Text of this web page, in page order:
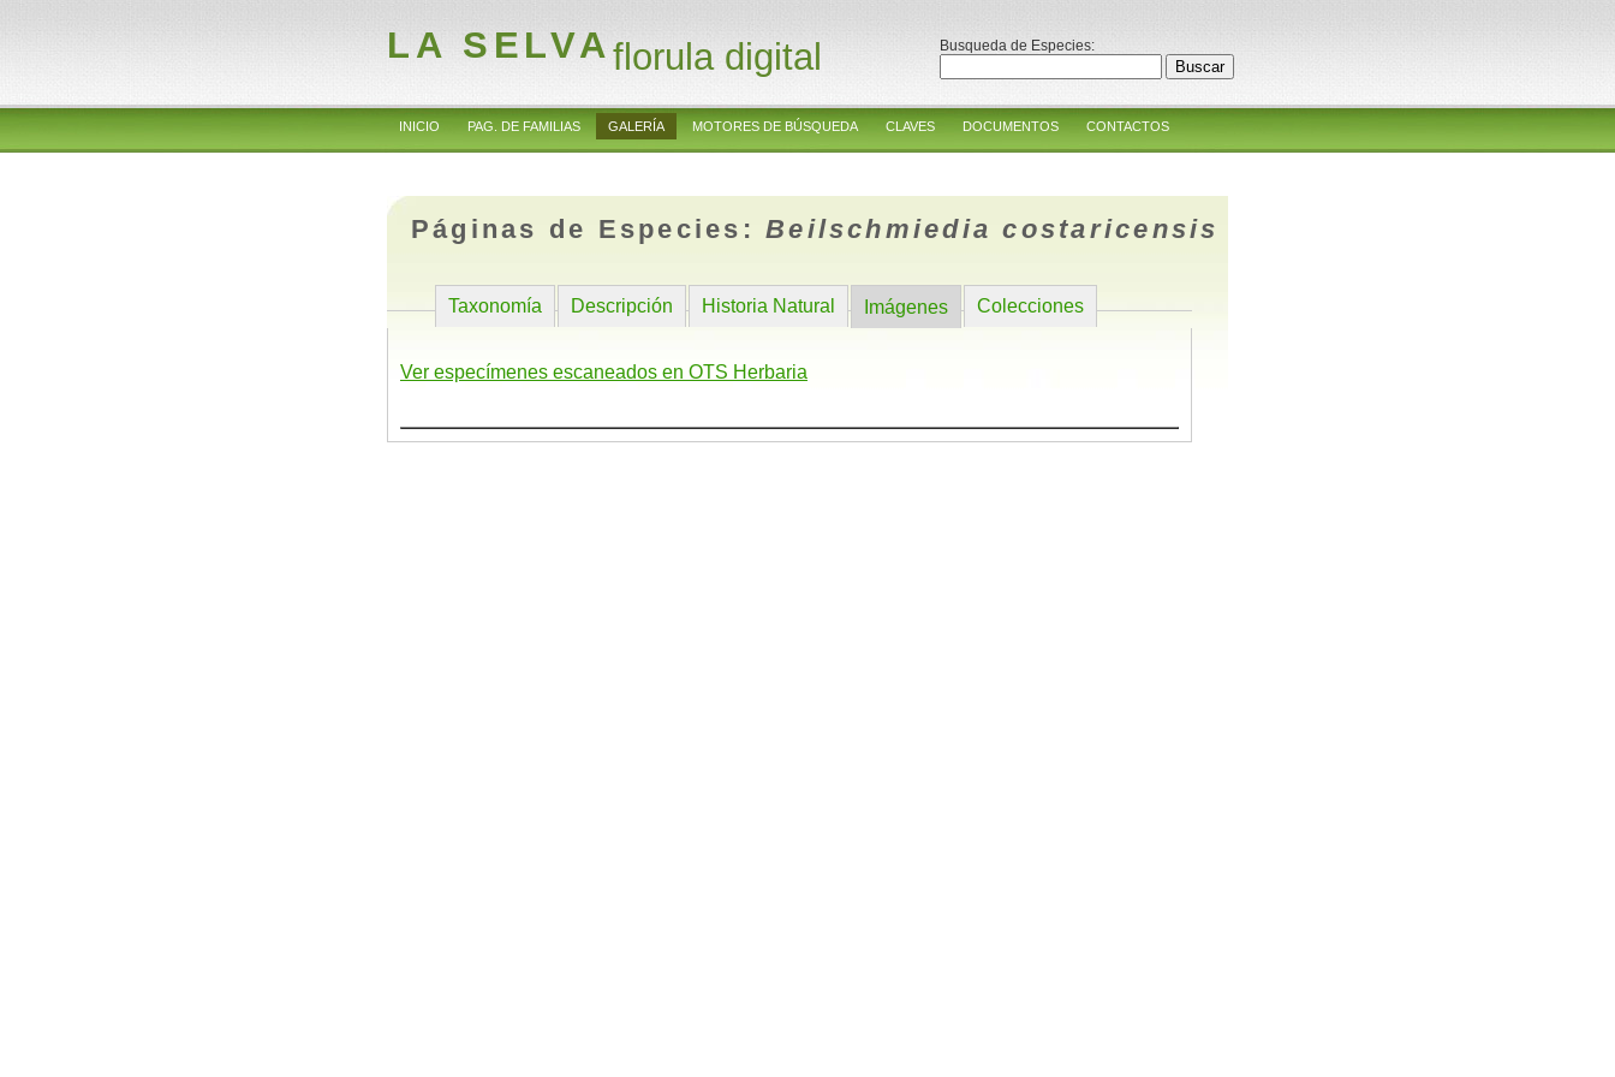
LA SELVAflorula digital Busqueda de Especies:
INICIO PAG. DE FAMILIAS GALERÍA MOTORES DE BÚSQUEDA CLAVES DOCUMENTOS CONTACTOS
Páginas de Especies:Beilschmiedia costaricensis
Taxonomía Descripción Historia Natural Imágenes Colecciones
Ver especímenes escaneados en OTS Herbaria